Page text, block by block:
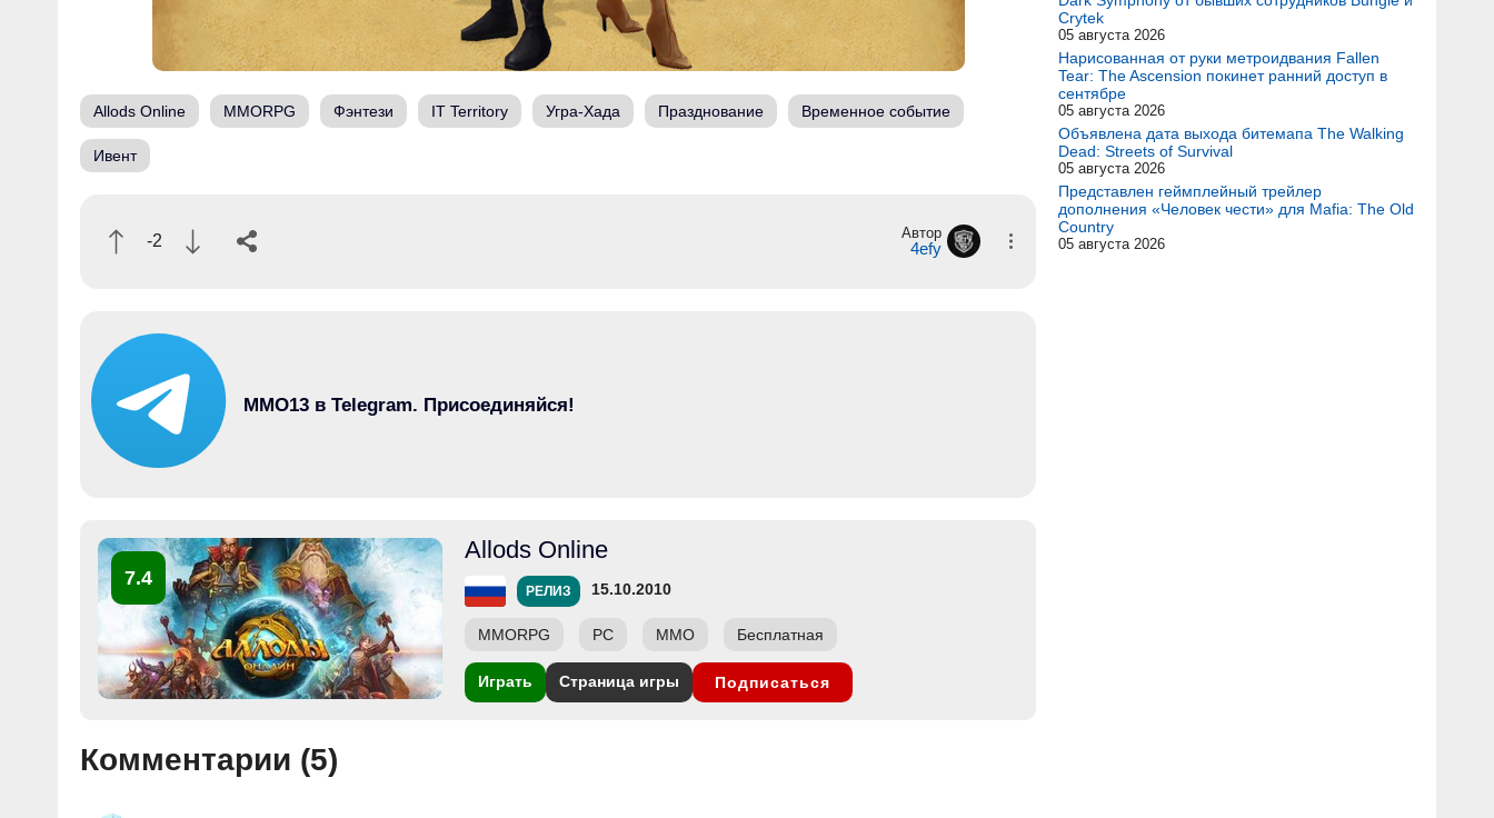
Allods Online MMORPG Фэнтези IT Territory Угра-Хада Празднование Временное событие
Ивент
-2 Автор
4efy
MMO13 в Telegram. Присоединяйся!
7.4
Allods Online
РЕЛИЗ 15.10.2010
MMORPG PC ММО Бесплатная
Играть Страница игры Подписаться
Комментарии (5)
Crytek
05 августа 2026
Нарисованная от руки метроидвания Fallen
Tear: The Ascension покинет ранний доступ в
сентябре
05 августа 2026
Объявлена дата выхода битемапа The Walking
Dead: Streets of Survival
05 августа 2026
Представлен геймплейный трейлер
дополнения «Человек чести» для Mafia: The Old
Country
05 августа 2026